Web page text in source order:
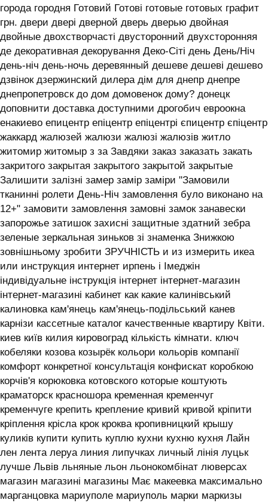
города городня Готовий Готові готовые готовых графит
грн. двери двері дверной дверь дверью двойная
двойные двохстворчасті двусторонний двухсторонняя
де декоративная декорування Деко-Сіті день День/Ніч
день-ніч день-ночь деревянный дешеве дешеві дешево
дзвінок дзержинский дилера дім для днепр днепре
днепропетровск до дом домовенок дому? донецк
доповнити доставка доступними дрогобич евроокна
енакиево епицентр епіцентр епіцентрі єпицентр єпіцентр
жаккард жалюзей жалюзи жалюзі жалюзів житло
житомир житомыр з за Завдяки заказ заказать закать
закритого закрытая закрытого закрытой закрытые
Залишити залізні замер замір заміри "Замовили
тканинні ролети День-Ніч замовлення було виконано на
12+" замовити замовлення замовні замок занавески
запорожье затишок захисні защитные здатний зебра
зеленые зеркальная зиньков зі знаменка Знижкою
зовнішньому зробити ЗРУЧНІСТЬ и из измерить икеа
или инструкция интернет ирпень і ‎Імеджін
індивідуальне інструкція інтернет інтернет-магазин
інтернет-магазині кабинет как какие калинівський
калиновка кам'янець кам'янець-подільський канев
карнізи кассетные каталог качественные квартиру Квіти.
киев київ килия кировоград кількість кімнати. ключ
кобеляки козова козырёк кольори кольорів компанії
комфорт конкретної консультація конфискат коробкою
корчів'я корюковка котовского которые коштують
краматорск красношора кременная кременчуг
кременчуге крепить крепление кривий кривой кріпити
кріплення крісла крок кроква кропивницкий крышу
куликів купити купить куплю кухни кухню кухня ‎Лайн
лен лента леруа линия липучках личный лінія луцьк
лучше Львів льняные льон льонокомбінат люверсах
магазин магазині магазины Має макеевка максимально
марганцовка мариуполе мариуполь марки маркизы